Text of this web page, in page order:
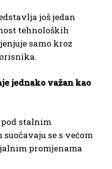
još jedan
tehnoloških
samo kroz
jednako važan kao
pod stalnim
se s većom
promjenama